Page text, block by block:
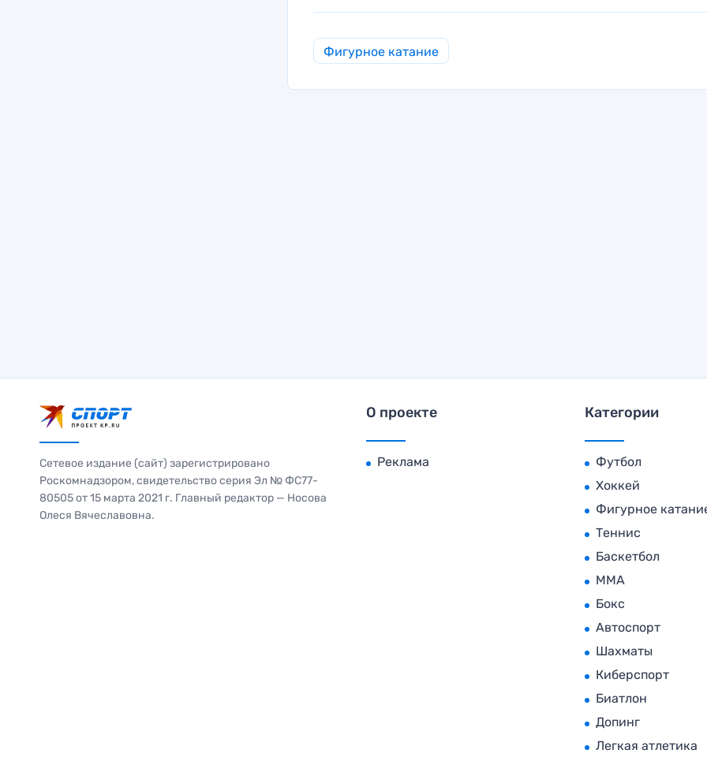
Фигурное катание
Сетевое издание (сайт) зарегистрировано
Роскомнадзором, свидетельство серия Эл № ФС77-
80505 от 15 марта 2021 г. Главный редактор — Носова
Олеся Вячеславовна.
О проекте
Реклама
Категории
Футбол
Хоккей
Фигурное
Теннис
Баскетбол
MMA
Бокс
Автоспорт
Шахматы
Киберспорт
Биатлон
Допинг
Легкая атлетика